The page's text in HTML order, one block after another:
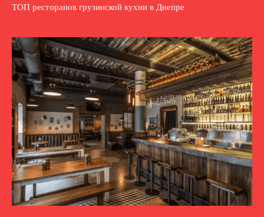
ТОП ресторанов грузинской кухни в Днепре